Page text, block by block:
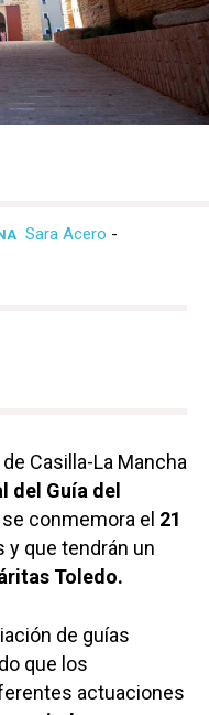
Sara Acero -
Casilla-La Mancha
del Guía del
se conmemora el 21
y que tendrán un
Toledo.
de guías
que los
actuaciones